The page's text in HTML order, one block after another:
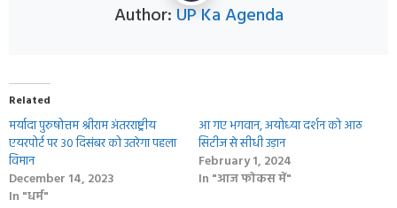
Author: UP Ka Agenda
Related
मर्यादा पुरुषोत्तम श्रीराम अंतरराष्ट्रीय
एयरपोर्ट पर 30 दिसंबर को उतरेगा पहला
विमान
December 14, 2023
In "धर्म"
आ गए भगवान, अयोध्‍या दर्शन को आठ
सिटीज से सीधी उड़ान
February 1, 2024
In "आज फोकस में"